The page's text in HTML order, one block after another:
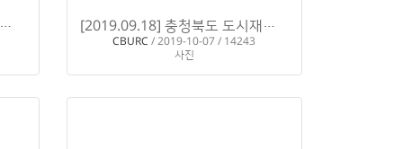
[2019.09.18] 충청북도 도시재생뉴딜 전문가 육성교육 - 암사 도시재생 상상나루來 [2019.09.18] 충청북도 도시재생뉴딜 전문가 육성교육 - 서울 창동 플랫폼 61
CBURC / 2019-10-07 / 14243
사진